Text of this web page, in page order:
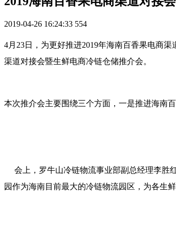
2019-04-26 16:24:33 554
4月23日，为更好推进2019年海南百香果电商
渠道对接会暨生鲜电商冷链仓储推介会。
本次推介会主要围绕三个方面，一是推进海南
会上，罗牛山冷链物流事业部副总经理李胜
园作为海南目前最大的冷链物流园区，为各生